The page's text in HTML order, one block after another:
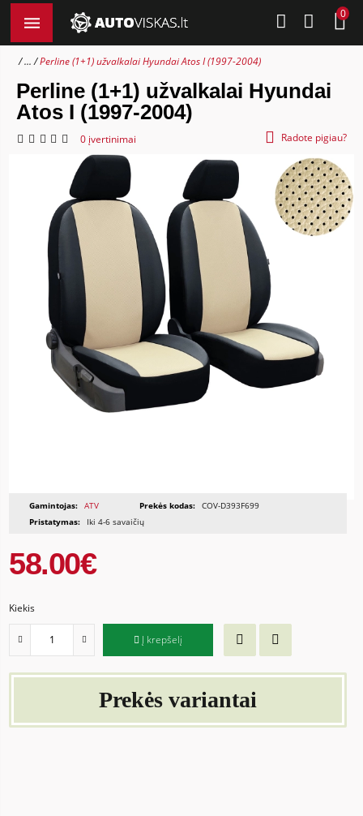
0
... Perline (1+1) užvalkalai Hyundai Atos I (1997-2004)
Perline (1+1) užvalkalai Hyundai
Atos I (1997-2004)
0 įvertinimai Radote pigiau?
Gamintojas: ATV Prekės kodas: COV-D393F699
Pristatymas:
Iki 4-6 savaičių
58.00€
Kiekis
Į krepšelį
Prekės variantai